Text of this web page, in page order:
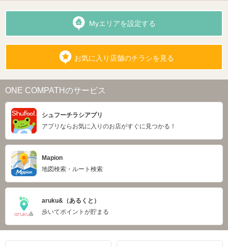
Myエリアを設定する
お気に入り店舗のチラシを見る
ONE COMPATHのサービス
シュフーチラシアプリ
アプリならお気に入りのお店がすぐに見つかる！
Mapion
地図検索・ルート検索
aruku&（あるくと）
歩いてポイントが貯まる